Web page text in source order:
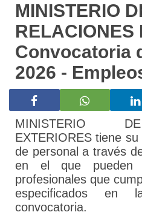
MINISTERIO
RELACIONES
Convocatoria
2026 -
MINISTERIO
EXTERIORES tiene
de personal a través
en el que pueden
profesionales que
especificados
convocatoria.